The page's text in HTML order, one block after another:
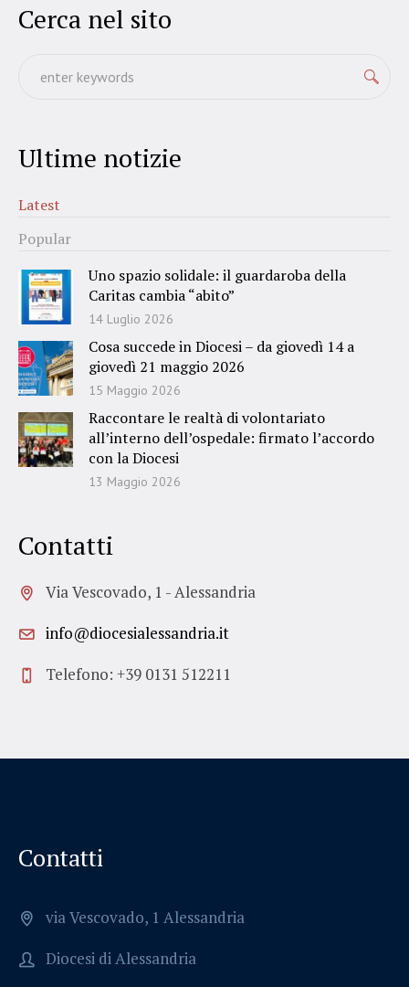
Cerca nel sito
Ultime notizie
Latest
Popular
Uno spazio solidale: il guardaroba della
Caritas cambia “abito”
14 Luglio 2026
Cosa succede in Diocesi – da giovedì 14 a
giovedì 21 maggio 2026
15 Maggio 2026
Raccontare le realtà di volontariato
all’interno dell’ospedale: firmato l’accordo
con la Diocesi
13 Maggio 2026
Contatti
Via Vescovado, 1 - Alessandria
info@diocesialessandria.it
Telefono: +39 0131 512211
Contatti
via Vescovado, 1 Alessandria
Diocesi di Alessandria